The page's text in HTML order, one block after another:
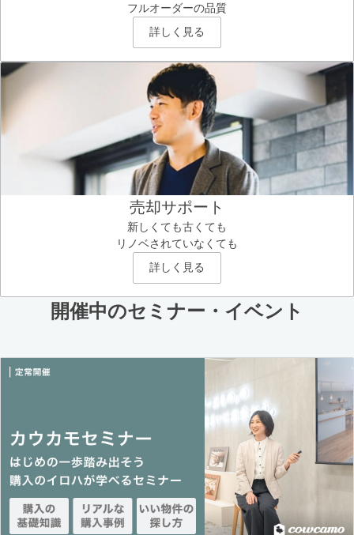
フルオーダーの品質
詳しく見る
売却サポート
新しくても古くても
リノベされていなくても
詳しく見る
開催中のセミナー・イベント